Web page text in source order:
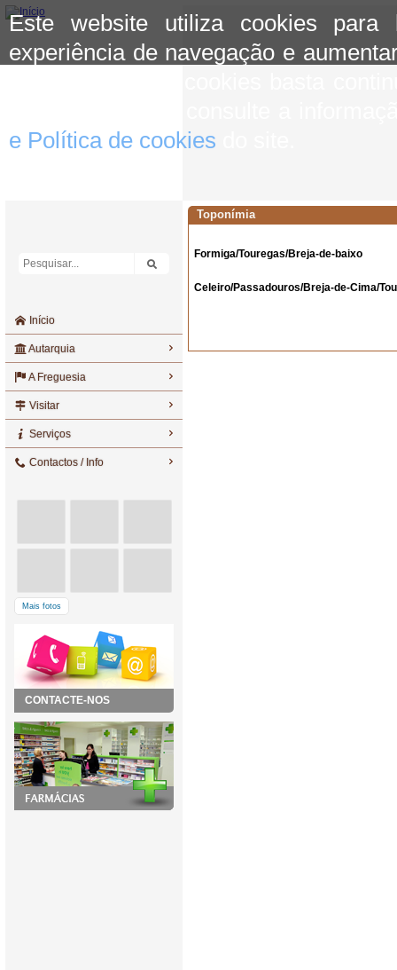
Este website utiliza cookies para
experiência de navegação e
e Política de cookies
Início
Autarquia
A Freguesia
Visitar
Serviços
Contactos / Info
Mais fotos
CONTACTE-NOS
Toponímia
Formiga/Touregas/Breja-de-baixo
Celeiro/Passadouros/Breja-de-Cima/